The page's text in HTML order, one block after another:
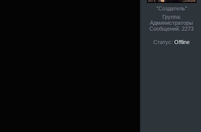
"Создатель"
Группа:
Администраторы
Сообщений: 2273
Статус: Offline